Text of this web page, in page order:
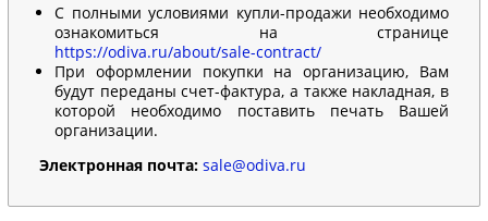
С полными условиями купли-продажи необходимо
ознакомиться на странице
https://odiva.ru/about/sale-contract/
При оформлении покупки на организацию, Вам
будут переданы счет-фактура, а также накладная, в
которой необходимо поставить печать Вашей
организации.
Электронная почта: sale@odiva.ru